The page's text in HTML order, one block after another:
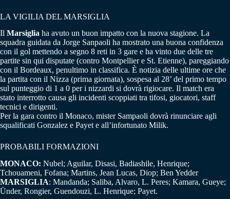
LA VIGILIA DEL MARSIGLIA
Il Marsiglia ha avuto un buon impatto con la nuova stagione. La
squadra guidata da Jorge Sanpaoli ha mostrato una buona confidenza
con il gol mettendo a segno 8 reti in 3 gare e ha vinto due delle tre
partite sin qui disputate (contro Montpellier e St. Etienne), pareggiando
con il Bordeaux, penultimo in classifica. È notizia delle ultime ore che
la partita con il Nizza (prima giornata), sospesa al 28’ del primo tempo
sul punteggio di 1 a 0 per i nizzardi si dovrà rigiocare. Il match era
stato interrotto causa gli incidenti scoppiati tra tifosi, giocatori, staff
tecnici e dirigenti.
Per la gara contro il Monaco, mister Sampaoli dovrà rinunciare agli
squalificati Gonzalez e Payet e all’infortunato Milik.
PROBABILI FORMAZIONI
MONACO: Nubel; Aguilar, Disasi, Badiashile, Henrique;
Tchouameni, Fofana; Martins, Jean Lucas, Diop; Ben Yedder
MARSIGLIA: Mandanda; Saliba, Alvaro, L. Peres; Kamara, Gueye;
Ünder, Rongier, Guendouzi, L. Henrique; Payet.